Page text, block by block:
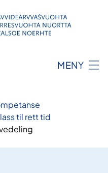
MENY
til rett tid